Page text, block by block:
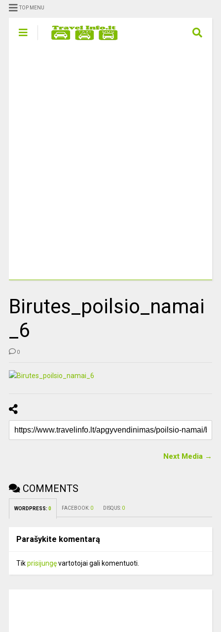
TOP MENU
Birutes_poilsio_namai
_6
0
Next Media →
COMMENTS
WORDPRESS: 0 FACEBOOK: 0 DISQUS: 0
Parašykite komentarą
Tikprisijungęvartotojai gali komentuoti.